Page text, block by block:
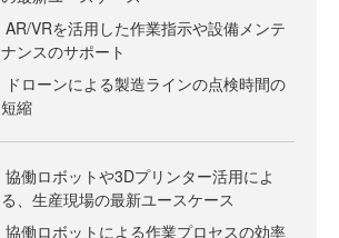
AR/VRを活用した作業指示や設備メンテ
ナンスのサポート
ドローンによる製造ラインの点検時間の
短縮
協働ロボットや3Dプリンター活用によ
る、生産現場の最新ユースケース
協働ロボットによる作業プロセスの効率